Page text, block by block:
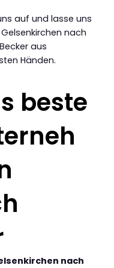
auf und lasse uns
nach
aus
Händen.
beste
nach